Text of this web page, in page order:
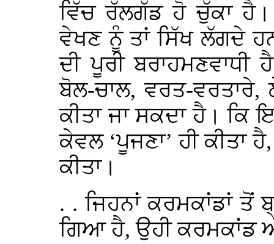
ਵਿੱਚ ਰੱਲਗੱਡ ਹੋ ਚੁੱਕਾ
ਵੇਖਣ ਨੂੰ ਤਾਂ ਸਿੱਖ ਲੱਗਦੇ
ਦੀ ਪੂਰੀ ਬਰਾਹਮਣਵਾਧੀ
ਬੋਲ-ਚਾਲ, ਵਰਤ-
ਕੀਤਾ ਜਾ ਸਕਦਾ ਹੈ। ਕਿ
ਕੇਵਲ ‘ਪੂਜਣਾ’ ਹੀ ਕੀਤਾ
ਕੀਤਾ।
. . ਜਿਹਨਾਂ ਕਰਮਕਾਂਡਾਂ ਤੋਂ
ਗਿਆ ਹੈ, ਉਹੀ ਕਰਮਕਾਂਡ